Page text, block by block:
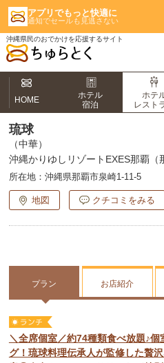
アプリでもっと快適に
通知でセールも見逃さない
沖縄県民のおでかけを応援するサイト
HOME
ホテル
宿泊
ホテ
レスト
琉球
（中華）
沖縄かりゆしリゾートEXES那覇（
所在地： 沖縄県那覇市泉崎1-11-5
地図 クチコミをみる
プラン お店紹介
＼全席個室／約74種類食べ放題♪
グ！琉球料理伝承人が監修した贅